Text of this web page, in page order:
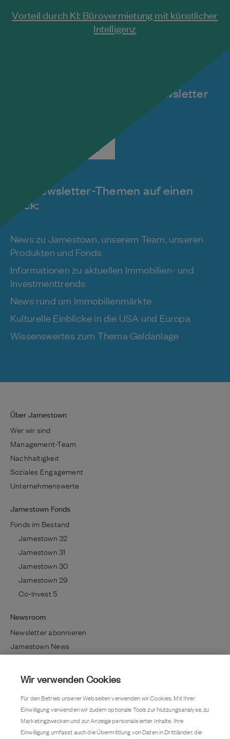
Vorteil durch KI: Bürovermietung mit künstlicher
Intelligenz
Die Newsletter-Themen auf einen
Blick:
News zu Jamestown, unserem Team, unseren
Produkten und Fonds
Informationen zu aktuellen Immobilien- und
Investmenttrends
News rund um Immobilienmärkte
Kulturelle Einblicke in die USA und Europa
Wissenswertes zum Thema Geldanlage
kostenlosen monatlichen Newsletter
Jetzt abonnieren
Über Jamestown
Wer wir sind
Management-Team
Nachhaltigkeit
Soziales Engagement
Unternehmenswerte
Jamestown Fonds
Fonds im Bestand
Jamestown 32
Jamestown 31
Jamestown 30
Jamestown 29
Co-Invest 5
Newsroom
Newsletter abonnieren
Jamestown News
Lifestyle / Kultur
Kundenmagazin
Pressemitteilung
Wir verwenden Cookies
Für den Betrieb unserer Webseiten verwenden wir Cookies. Mit Ihrer
Einwilligung verwenden wir zudem optionale Tools zur Nutzungsanalyse, zu
Marketingzwecken und zur Anzeige personalisierter Inhalte. Ihre
Einwilligung umfasst auch die Übermittlung von Daten in Drittländer, die